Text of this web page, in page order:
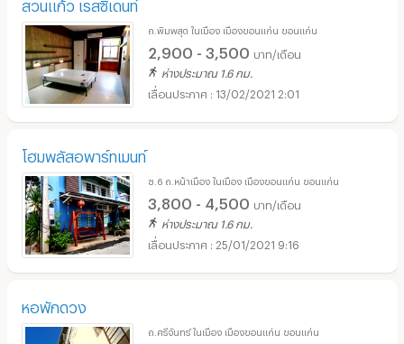
สวนแก้ว เรสซิเดนท์
ถ.พิมพสุต ในเมือง เมืองขอนแก่น ขอนแก่น
2,900 - 3,500 บาท/เดือน
ห่างประมาณ 1.6 กม.
13/02/2021 2:01
โฮมพลัสอพาร์ทเมนท์
ซ.6 ถ.หน้าเมือง ในเมือง เมืองขอนแก่น ขอนแก่น
3,800 - 4,500 บาท/เดือน
ห่างประมาณ 1.6 กม.
25/01/2021 9:16
หอพักดวง
ถ.ศรีจันทร์ ในเมือง เมืองขอนแก่น ขอนแก่น